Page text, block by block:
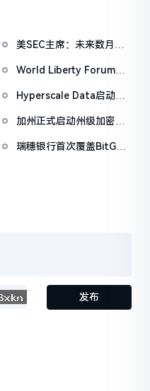
美SEC主席：未来数月将
化证券交易创新豁免等关
键举措
World Liberty Forum开
Trump称加密仍处「起跑
线」
Hyperscale Data启动战
10万盎司白银
加州正式启动州级加密牌
7月前完成DFAL合规
瑞穗银行首次覆盖BitGo
发布